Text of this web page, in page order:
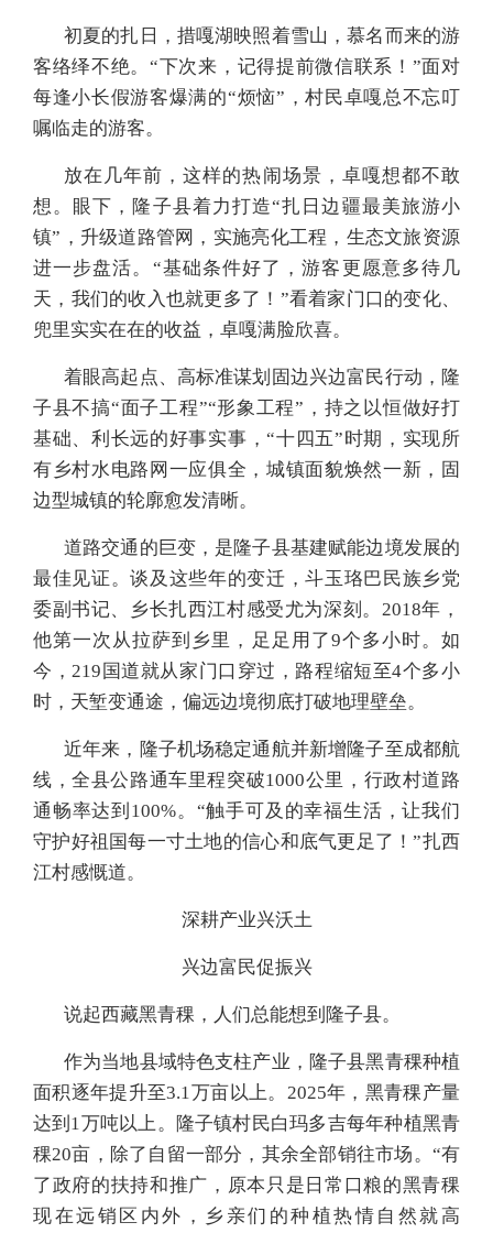
初夏的扎日，措嘎湖映照着雪山，慕名而来的游
客络绎不绝。“下次来，记得提前微信联系！”面对
每逢小长假游客爆满的“烦恼”，村民卓嘎总不忘叮
嘱临走的游客。
放在几年前，这样的热闹场景，卓嘎想都不敢
想。眼下，隆子县着力打造“扎日边疆最美旅游小
镇”，升级道路管网，实施亮化工程，生态文旅资源
进一步盘活。“基础条件好了，游客更愿意多待几
天，我们的收入也就更多了！”看着家门口的变化、
兜里实实在在的收益，卓嘎满脸欣喜。
着眼高起点、高标准谋划固边兴边富民行动，隆
子县不搞“面子工程”“形象工程”，持之以恒做好打
基础、利长远的好事实事，“十四五”时期，实现所
有乡村水电路网一应俱全，城镇面貌焕然一新，固
边型城镇的轮廓愈发清晰。
道路交通的巨变，是隆子县基建赋能边境发展的
最佳见证。谈及这些年的变迁，斗玉珞巴民族乡党
委副书记、乡长扎西江村感受尤为深刻。2018年，
他第一次从拉萨到乡里，足足用了9个多小时。如
今，219国道就从家门口穿过，路程缩短至4个多小
时，天堑变通途，偏远边境彻底打破地理壁垒。
近年来，隆子机场稳定通航并新增隆子至成都航
线，全县公路通车里程突破1000公里，行政村道路
通畅率达到100%。“触手可及的幸福生活，让我们
守护好祖国每一寸土地的信心和底气更足了！”扎西
江村感慨道。
深耕产业兴沃土
兴边富民促振兴
说起西藏黑青稞，人们总能想到隆子县。
作为当地县域特色支柱产业，隆子县黑青稞种植
面积逐年提升至3.1万亩以上。2025年，黑青稞产量
达到1万吨以上。隆子镇村民白玛多吉每年种植黑青
稞20亩，除了自留一部分，其余全部销往市场。“有
了政府的扶持和推广，原本只是日常口粮的黑青稞
现在远销区内外，乡亲们的种植热情自然就高